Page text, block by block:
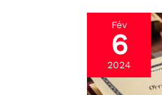
Fév
6
2024